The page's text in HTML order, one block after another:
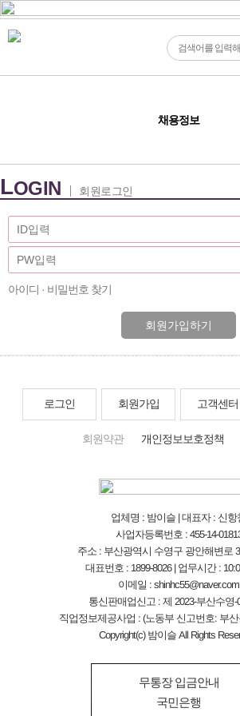
채용정보
LOGIN 회원로그인
아이디 · 비밀번호 찾기
회원가입하기
로그인 회원가입 고객센터
회원약관 개인정보보호정책
업체명 : 밤이슬 | 대표자 : 신항
사업자등록번호 : 455-14-
주소 : 부산광역시 수영구 광안해변로
대표번호 : 1899-8026 | 업무시간 :
이메일 : shinhc55@naver.com
통신판매업신고 : 제 2023-부산수영-
직업정보제공사업 : (노동부 신고번호: 부산
Copyright(c) 밤이슬 All Rights
무통장 입금안내
국민은행